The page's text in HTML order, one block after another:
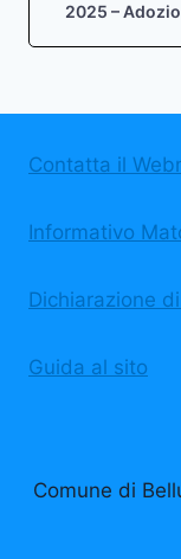
2025 –
Contatta il
Informativo
Dichiarazione
Guida al sito
Comune di